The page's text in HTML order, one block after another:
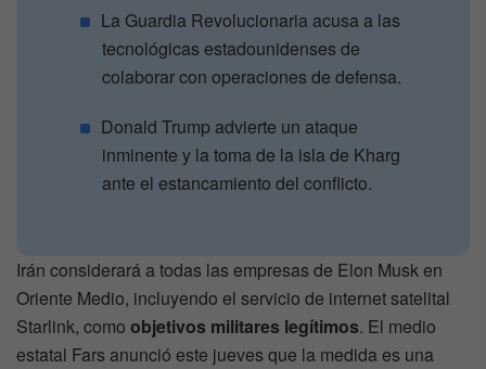
La Guardia Revolucionaria acusa a las
tecnológicas estadounidenses de
colaborar con operaciones de defensa.
Donald Trump advierte un ataque
inminente y la toma de la isla de Kharg
ante el estancamiento del conflicto.
Irán considerará a todas las empresas de Elon Musk en
Oriente Medio, incluyendo el servicio de internet satelital
Starlink, como objetivos militares legítimos. El medio
estatal Fars anunció este jueves que la medida es una